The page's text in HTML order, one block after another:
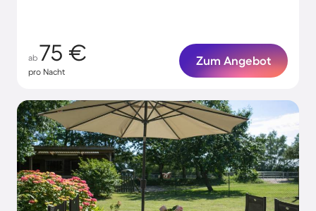
ab 75 €
pro Nacht
Zum Angebot